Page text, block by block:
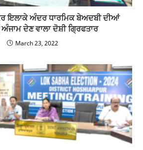
ਇਲਾਕੇ ਅੰਦਰ ਧਾਰਮਿਕ ਬੇਅਦਬੀ ਦੀਆਂ
ਦੇਣ ਵਾਲਾ ਦੋਸ਼ੀ ਗ੍ਰਿਫਤਾਰ
March 23, 2022